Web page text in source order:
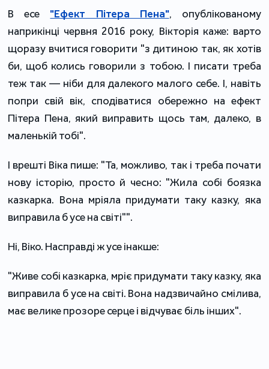
В есе "Ефект Пітера Пена", опублікованому
наприкінці червня 2016 року, Вікторія каже: варто
щоразу вчитися говорити "з дитиною так, як хотів
би, щоб колись говорили з тобою. І писати треба
теж так — ніби для далекого малого себе. І, навіть
попри свій вік, сподіватися обережно на ефект
Пітера Пена, який виправить щось там, далеко, в
маленькій тобі".
І врешті Віка пише: "Та, можливо, так і треба почати
нову історію, просто й чесно: "Жила собі боязка
казкарка. Вона мріяла придумати таку казку, яка
виправила б усе на світі"".
Ні, Віко. Насправді ж усе інакше:
"Живе собі казкарка, мріє придумати таку казку, яка
виправила б усе на світі. Вона надзвичайно смілива,
має велике прозоре серце і відчуває біль інших".